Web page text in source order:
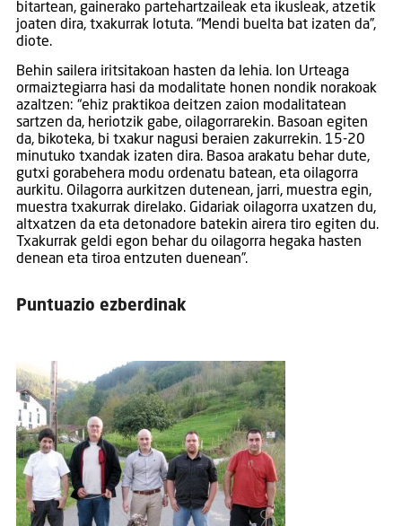
bitartean, gainerako partehartzaileak eta ikusleak, atzetik
joaten dira, txakurrak lotuta. “Mendi buelta bat izaten da”,
diote.
Behin sailera iritsitakoan hasten da lehia. Ion Urteaga
ormaiztegiarra hasi da modalitate honen nondik norakoak
azaltzen: “ehiz praktikoa deitzen zaion modalitatean
sartzen da, heriotzik gabe, oilagorrarekin. Basoan egiten
da, bikoteka, bi txakur nagusi beraien zakurrekin. 15-20
minutuko txandak izaten dira. Basoa arakatu behar dute,
gutxi gorabehera modu ordenatu batean, eta oilagorra
aurkitu. Oilagorra aurkitzen dutenean, jarri, muestra egin,
muestra txakurrak direlako. Gidariak oilagorra uxatzen du,
altxatzen da eta detonadore batekin airera tiro egiten du.
Txakurrak geldi egon behar du oilagorra hegaka hasten
denean eta tiroa entzuten duenean”.
Puntuazio ezberdinak